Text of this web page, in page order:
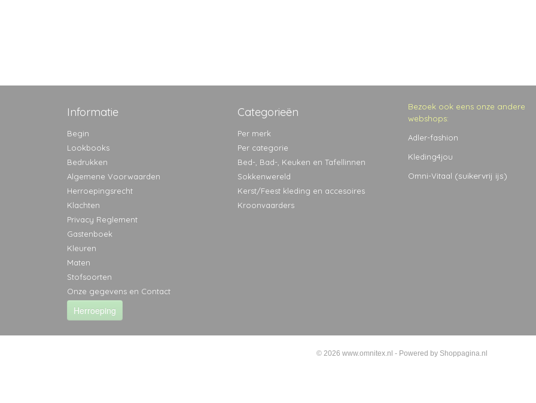
Informatie
Begin
Lookbooks
Bedrukken
Algemene Voorwaarden
Herroepingsrecht
Klachten
Privacy Reglement
Gastenboek
Kleuren
Maten
Stofsoorten
Onze gegevens en Contact
Herroeping
Categorieën
Per merk
Per categorie
Bed-, Bad-, Keuken en Tafellinnen
Sokkenwereld
Kerst/Feest kleding en accesoires
Kroonvaarders
Bezoek ook eens onze andere
webshops:
Adler-fashion
Kleding4jou
Omni-Vitaal (suikervrij ijs)
© 2026 www.omnitex.nl - Powered by Shoppagina.nl